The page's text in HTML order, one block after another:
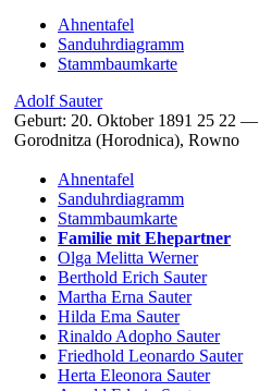
Ahnentafel
Sanduhrdiagramm
Stammbaumkarte
Adolf Sauter
Geburt: 20. Oktober 1891 25 22 —
Gorodnitza (Horodnica), Rowno
Ahnentafel
Sanduhrdiagramm
Stammbaumkarte
Familie mit Ehepartner
Olga Melitta Werner
Berthold Erich Sauter
Martha Erna Sauter
Hilda Ema Sauter
Rinaldo Adopho Sauter
Friedhold Leonardo Sauter
Herta Eleonora Sauter